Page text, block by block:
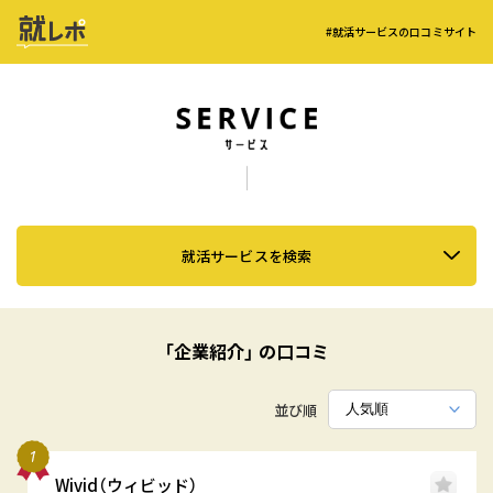
#就活サービスの口コミサイト
就活サービスを検索
「企業紹介」 の口コミ
並び順
Wivid（ウィビッド）